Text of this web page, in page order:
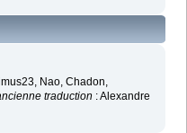
Nao, Chadon,
traduction : Alexandre